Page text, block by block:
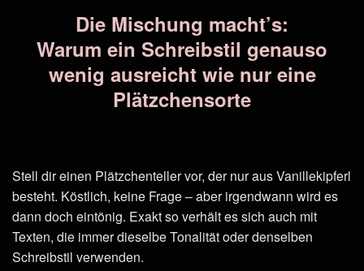
Die Mischung macht’s:
Warum ein Schreibstil genauso
wenig ausreicht wie nur eine
Plätzchensorte
Stell dir einen Plätzchenteller vor, der nur aus Vanillekipferl
besteht. Köstlich, keine Frage – aber irgendwann wird es
dann doch eintönig. Exakt so verhält es sich auch mit
Texten, die immer dieselbe Tonalität oder denselben
Schreibstil verwenden.